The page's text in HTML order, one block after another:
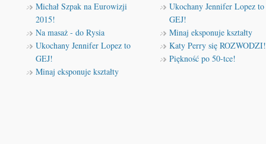
Michał Szpak na Eurowizji
2015!
Na masaż - do Rysia
Ukochany Jennifer Lopez to
GEJ!
Minaj eksponuje kształty
Ukochany Jennifer Lopez to
GEJ!
Minaj eksponuje kształty
Katy Perry się ROZWODZI!
Piękność po 50-tce!